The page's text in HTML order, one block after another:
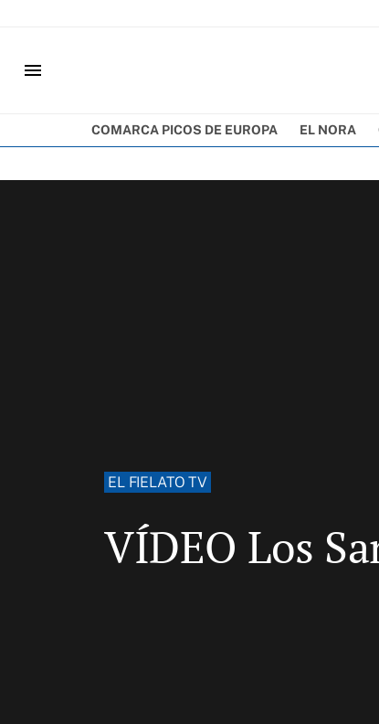
menu
COMARCA PICOS DE EUROPA EL NORA
EL FIELATO TV
VÍDEO Los